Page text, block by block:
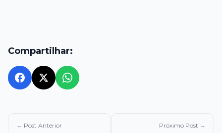
Compartilhar:
← Post Anterior Próximo Post →